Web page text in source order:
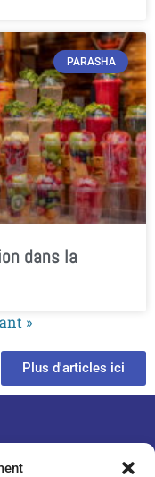
PARASHA
dans la
»
Plus d'articles ici